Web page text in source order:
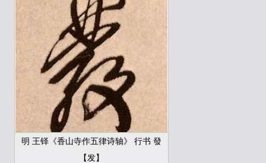
明 王铎《香山寺作五律诗轴》 行书 發
【发】